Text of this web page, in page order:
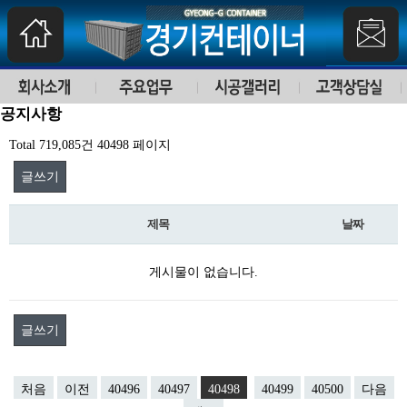
공지사항
Total 719,085건 40498 페이지
글쓰기
제목 날짜
게시물이 없습니다.
글쓰기
처음 이전 40496 40497 40498 40499 40500
다음